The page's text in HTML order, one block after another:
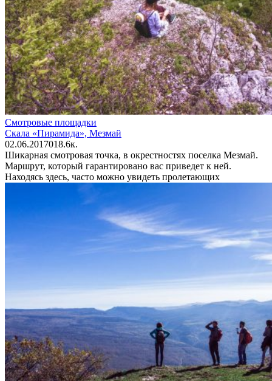
Смотровые площадки
Скала «Пирамида», Мезмай
02.06.2017018.6к.
Шикарная смотровая точка, в окрестностях поселка Мезмай.
Маршрут, который гарантировано вас приведет к ней.
Находясь здесь, часто можно увидеть пролетающих